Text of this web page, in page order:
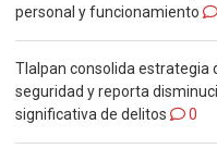
personal y funcionamiento
Tlalpan consolida estrategia
seguridad y reporta
significativa de delitos
0